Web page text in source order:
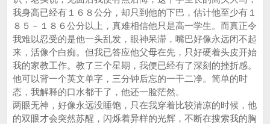
我身高已经有１６８公分，却只到他的下巴，估计他至少有１
８５－１８６公分以上，真难相信他只是高一学生。而真正令
我难以忍受的是他一头乱发，眼神呆滞，嘴巴好像永远闭不起
来，活像个白痴。但我已答应他父母在先，只好硬着头皮开始
我的家教工作。教了三个星期，我便已经有了深刻的挫折感。
他可以背一个英文单字，三分钟后忘的一干二净。简单的时
态，我解释的口水都干了，他还一脸茫然。
两眼无神，好像永远没睡饱，只在我穿着比较清凉的时候，他
的双眼才会突然苏醒，闪烁着异样的光辉，不断在搜索我的胸